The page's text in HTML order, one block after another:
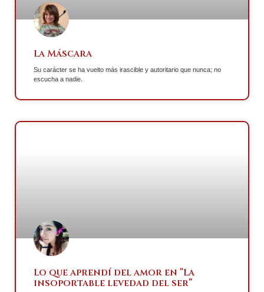
La Máscara
Su carácter se ha vuelto más irascible y autoritario que nunca; no
escucha a nadie.
Lo que aprendí del amor en “La
insoportable levedad del ser”